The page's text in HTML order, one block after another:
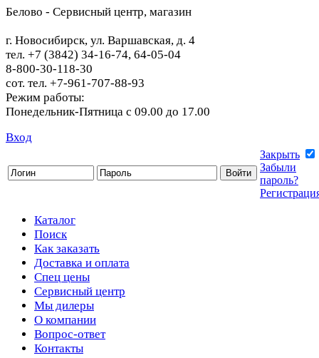
Белово - Сервисный центр, магазин
г. Новосибирск, ул. Варшавская, д. 4
тел. +7 (3842) 34-16-74, 64-05-04
8-800-30-118-30
сот. тел. +7-961-707-88-93
Режим работы:
Понедельник-Пятница с 09.00 до 17.00
Вход
Закрыть
Забыли
пароль?
Каталог
Поиск
Как заказать
Доставка и оплата
Спец цены
Сервисный центр
Мы дилеры
О компании
Вопрос-ответ
Контакты